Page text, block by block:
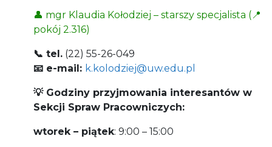
👤 mgr Klaudia Kołodziej – starszy specjalista (📍
pokój 2.316)
📞 tel. (22) 55-26-049
📧 e-mail: k.kolodziej@uw.edu.pl
💡 Godziny przyjmowania interesantów w
Sekcji Spraw Pracowniczych:
wtorek – piątek: 9:00 – 15:00